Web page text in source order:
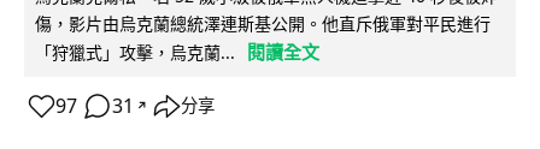
傷，影片由烏克蘭總統澤連斯基公開。他直斥俄軍對平民進行
「狩獵式」攻擊，烏克蘭...
閱讀全文
97 31 ↗ 分享